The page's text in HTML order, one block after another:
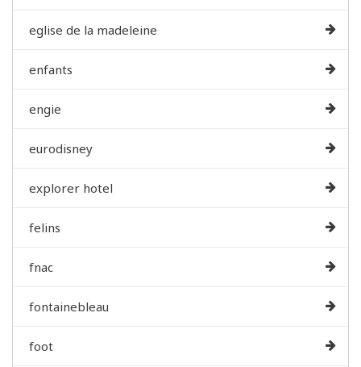
eglise de la madeleine
enfants
engie
eurodisney
explorer hotel
felins
fnac
fontainebleau
foot